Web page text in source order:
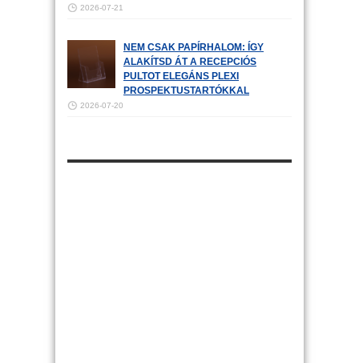
2026-07-21
NEM CSAK PAPÍRHALOM: ÍGY
ALAKÍTSD ÁT A RECEPCIÓS
PULTOT ELEGÁNS PLEXI
PROSPEKTUSTARTÓKKAL
2026-07-20